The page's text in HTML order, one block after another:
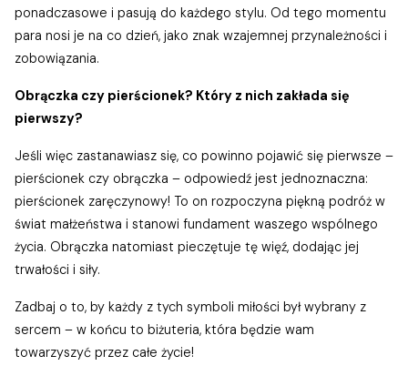
ponadczasowe i pasują do każdego stylu. Od tego momentu
para nosi je na co dzień, jako znak wzajemnej przynależności i
zobowiązania.
Obrączka czy pierścionek? Który z nich zakłada się
pierwszy?
Jeśli więc zastanawiasz się, co powinno pojawić się pierwsze –
pierścionek czy obrączka – odpowiedź jest jednoznaczna:
pierścionek zaręczynowy! To on rozpoczyna piękną podróż w
świat małżeństwa i stanowi fundament waszego wspólnego
życia. Obrączka natomiast pieczętuje tę więź, dodając jej
trwałości i siły.
Zadbaj o to, by każdy z tych symboli miłości był wybrany z
sercem – w końcu to biżuteria, która będzie wam
towarzyszyć przez całe życie!